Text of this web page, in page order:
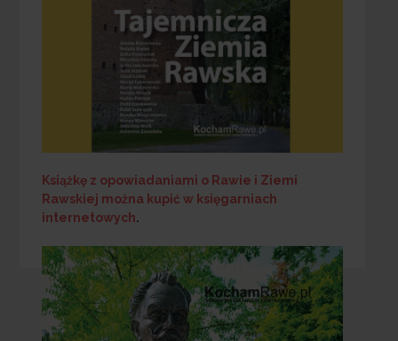
Książkę z opowiadaniami o Rawie i Ziemi
Rawskiej można kupić w księgarniach
internetowych.